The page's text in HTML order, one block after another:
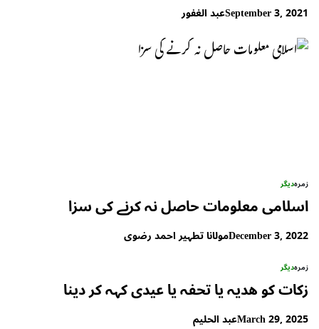
September 3, 2021عبد الغفور
زمرہدیگر
اسلامی معلومات حاصل نہ کرنے کی سزا
December 3, 2022مولانا تطہیر احمد رضوی
زمرہدیگر
زکات کو ھدیہ یا تحفہ یا عیدی کہہ کر دینا
March 29, 2025عبد الحلیم